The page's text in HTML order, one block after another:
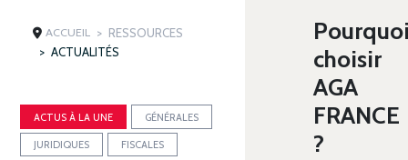
ACCUEIL
RESSOURCES
ACTUALITÉS
ACTUS À LA UNE GÉNÉRALES
JURIDIQUES FISCALES
choisir
AGA
FRANCE
?